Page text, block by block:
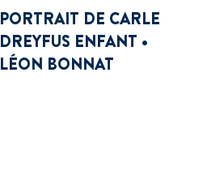
PORTRAIT DE CARLE
DREYFUS ENFANT •
LÉON BONNAT